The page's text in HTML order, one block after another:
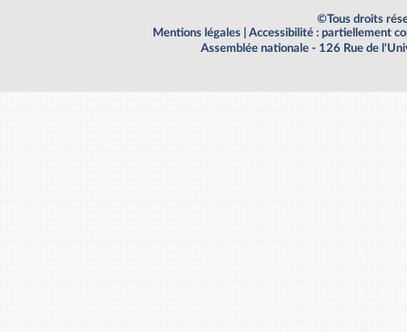
©Tous droits
Mentions légales
Accessibilité : partiellement
Assemblée nationale - 126 Rue de